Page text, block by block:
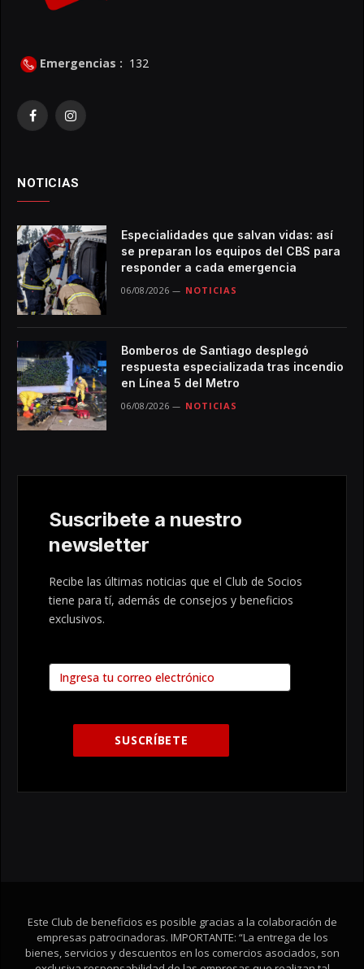
Emergencias : 132
FacebookInstagram
NOTICIAS
Especialidades que salvan vidas: así
se preparan los equipos del CBS para
responder a cada emergencia
06/08/2026 NOTICIAS
Bomberos de Santiago desplegó
respuesta especializada tras incendio
en Línea 5 del Metro
06/08/2026 NOTICIAS
Suscribete a nuestro
newsletter
Recibe las últimas noticias que el Club de Socios
tiene para tí, además de consejos y beneficios
exclusivos.
Este Club de beneficios es posible gracias a la colaboración de
empresas patrocinadoras. IMPORTANTE: “La entrega de los
bienes, servicios y descuentos en los comercios asociados, son